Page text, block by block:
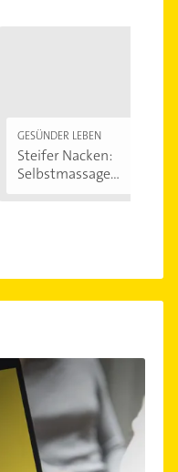
GESÜNDER LEBEN
Steifer Nacken:
Selbstmassage